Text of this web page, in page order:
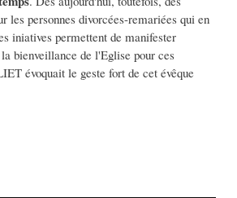
les personnes divorcées-remariées qui en
iniatives permettent de manifester
bienveillance de l'Eglise pour ces
évoquait le geste fort de cet évêque